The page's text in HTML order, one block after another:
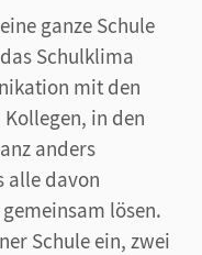
ganze Schule
Schulklima
mit den
in den
anders
alle davon
lösen.
Schule ein, zwei